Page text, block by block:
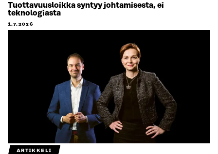
Tuottavuusloikka syntyy johtamisesta, ei
teknologiasta
1.7.2026
ARTIKKELI